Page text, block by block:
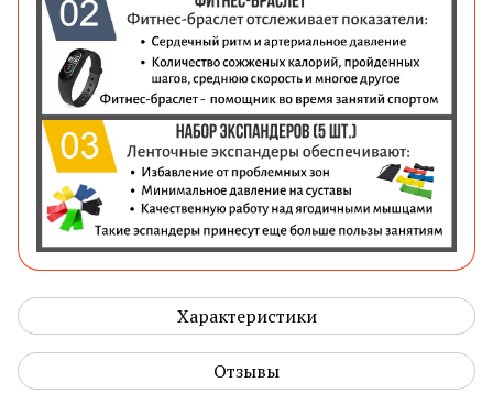
Характеристики
Отзывы